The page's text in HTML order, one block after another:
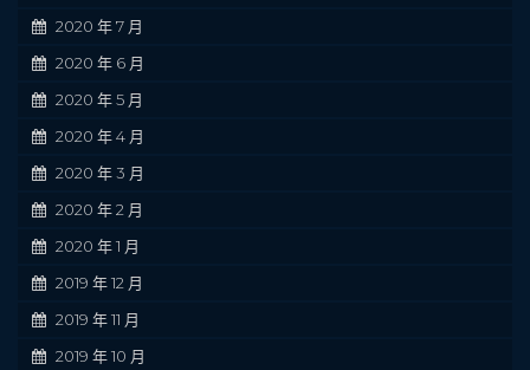
2020 年 7 月
2020 年 6 月
2020 年 5 月
2020 年 4 月
2020 年 3 月
2020 年 2 月
2020 年 1 月
2019 年 12 月
2019 年 11 月
2019 年 10 月